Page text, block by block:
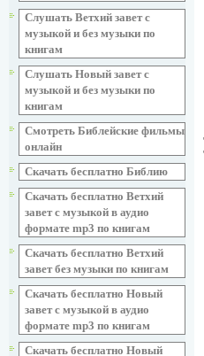
Слушать Ветхий завет с
музыкой и без музыки по
книгам
Слушать Новый завет с
музыкой и без музыки по
книгам
Смотреть Библейские фильмы
онлайн
Скачать бесплатно Библию
Скачать бесплатно Ветхий
завет с музыкой в аудио
формате mp3 по книгам
Скачать бесплатно Ветхий
завет без музыки по книгам
Скачать бесплатно Новый
завет с музыкой в аудио
формате mp3 по книгам
Скачать бесплатно Новый